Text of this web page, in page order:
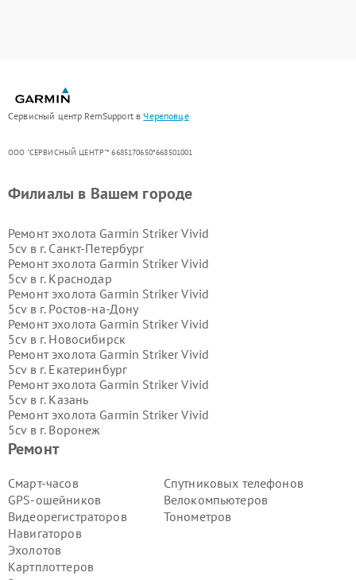
Сервисный центр RemSupport вЧереповце
ООО "СЕРВИСНЫЙ ЦЕНТР"* 6685170650*668501001
Ремонт
Смарт-часов
GPS-ошейников
Видеорегистраторов
Навигаторов
Эхолотов
Картплоттеров
Спутниковых телефонов
Велокомпьютеров
Тонометров
Филиалы в Вашем городе
Ремонт эхолота Garmin Striker Vivid
5cv в г. Санкт-Петербург
Ремонт эхолота Garmin Striker Vivid
5cv в г. Краснодар
Ремонт эхолота Garmin Striker Vivid
5cv в г. Ростов-на-Дону
Ремонт эхолота Garmin Striker Vivid
5cv в г. Новосибирск
Ремонт эхолота Garmin Striker Vivid
5cv в г. Екатеринбург
Ремонт эхолота Garmin Striker Vivid
5cv в г. Казань
Ремонт эхолота Garmin Striker Vivid
5cv в г. Воронеж
Ремонт эхолота Garmin Striker Vivid
5cv в г.Волгоград
5cv в г.Самара
Ремонт эхолота Garmin Striker Vivid
5cv в г.Пермь
Ремонт эхолота Garmin Striker Vivid
5cv в г.Красноярск
Ремонт эхолота Garmin Striker Vivid